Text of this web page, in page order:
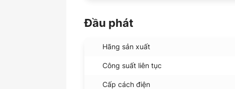
Đầu phát
Hãng sản xuất
Công suất liên tục
Cấp cách điện